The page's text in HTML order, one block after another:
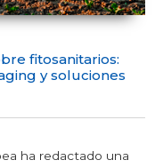
fitosanitarios:
y soluciones
ha redactado una